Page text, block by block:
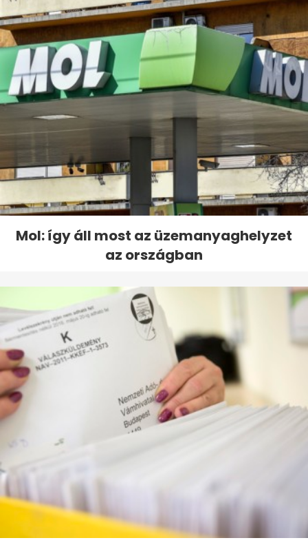
Mol: így áll most az üzemanyaghelyzet
az országban